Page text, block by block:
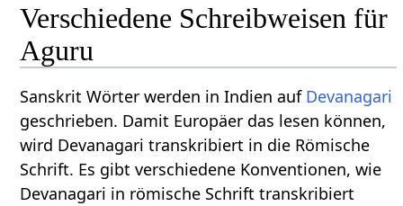
Verschiedene Schreibweisen für
Aguru
Sanskrit Wörter werden in Indien auf Devanagari
geschrieben. Damit Europäer das lesen können,
wird Devanagari transkribiert in die Römische
Schrift. Es gibt verschiedene Konventionen, wie
Devanagari in römische Schrift transkribiert